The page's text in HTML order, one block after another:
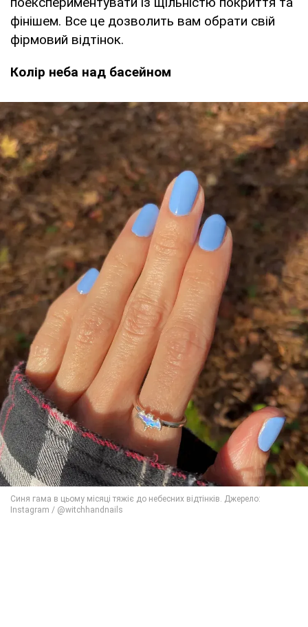
фінішем. Все це дозволить вам обрати свій
фірмовий відтінок.
Колір неба над басейном